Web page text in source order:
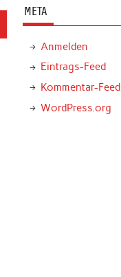
META
Anmelden
Eintrags-Feed
Kommentar-Feed
WordPress.org